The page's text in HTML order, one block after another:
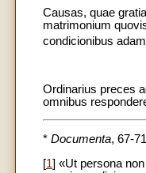
Causas, quae
matrimonium
condicionibus
Ordinarius preces
omnibus
* Documenta, 67-
[1] «Ut persona